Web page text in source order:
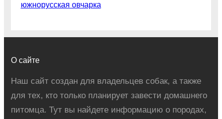
южнорусская овчарка
О сайте
Наш сайт создан для владельцев собак, а также
для тех, кто только планирует завести домашнего
питомца. Тут вы найдете информацию о породах,